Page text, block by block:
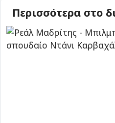
Περισσότερα στο